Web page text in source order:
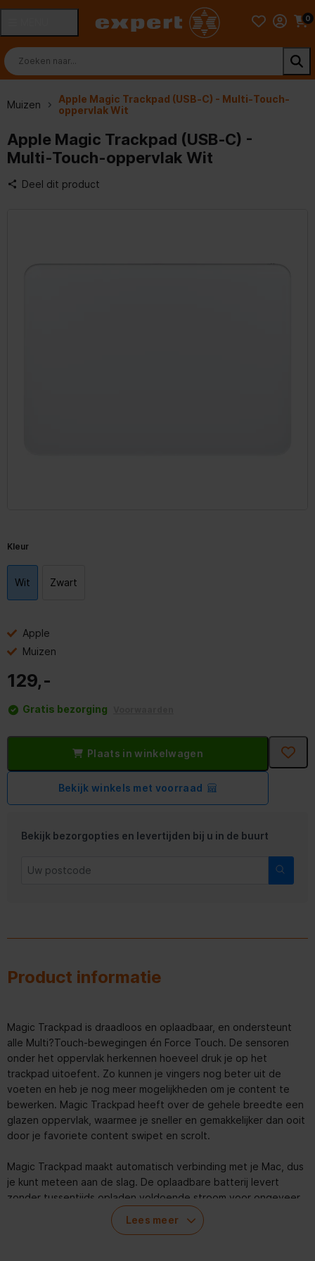
0
Muizen
Apple Magic Trackpad (USB‑C) - Multi‑Touch-
oppervlak Wit
Apple Magic Trackpad (USB‑C) -
Multi‑Touch-oppervlak Wit
Deel dit product
Kleur
Wit Zwart
Apple
Muizen
129,-
Gratis bezorging
Plaats in winkelwagen
Bekijk winkels met voorraad
Bekijk bezorgopties en levertijden bij u in de buurt
Product informatie
Magic Trackpad is draadloos en oplaadbaar, en ondersteunt
alle Multi?Touch-bewegingen én Force Touch. De sensoren
onder het oppervlak herkennen hoeveel druk je op het
trackpad uitoefent. Zo kunnen je vingers nog beter uit de
voeten en heb je nog meer mogelijkheden om je content te
bewerken. Magic Trackpad heeft over de gehele breedte een
glazen oppervlak, waarmee je sneller en gemakkelijker dan ooit
door je favoriete content swipet en scrolt.
Magic Trackpad maakt automatisch verbinding met je Mac, dus
je kunt meteen aan de slag. De oplaadbare batterij levert
zonder tussentijds opladen voldoende stroom voor ongeveer
Lees meer